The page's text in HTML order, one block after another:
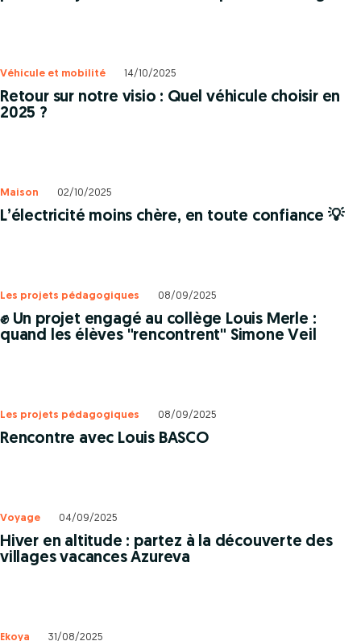
Véhicule et mobilité 14/10/2025
Retour sur notre visio : Quel véhicule choisir en
2025 ?
Maison 02/10/2025
L’électricité moins chère, en toute confiance 💡
Les projets pédagogiques 08/09/2025
✊ Un projet engagé au collège Louis Merle :
quand les élèves "rencontrent" Simone Veil
Les projets pédagogiques 08/09/2025
Rencontre avec Louis BASCO
Voyage 04/09/2025
Hiver en altitude : partez à la découverte des
villages vacances Azureva
Ekoya 31/08/2025